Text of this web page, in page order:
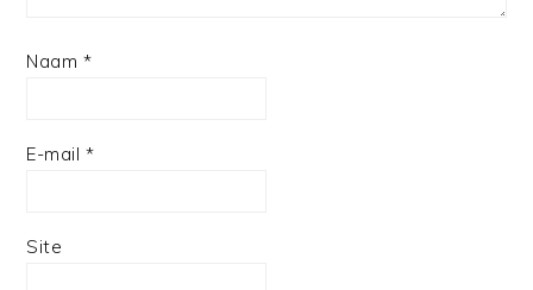
Naam *
E-mail *
Site